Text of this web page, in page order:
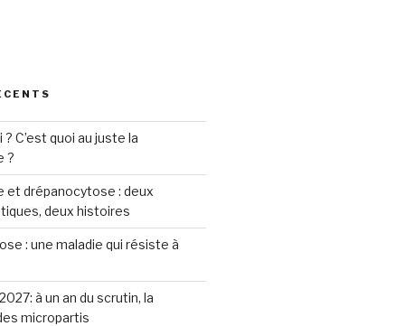
C’est quoi au juste la
?
et drépanocytose : deux
deux histoires
: une maladie qui résiste à
à un an du scrutin, la
micropartis